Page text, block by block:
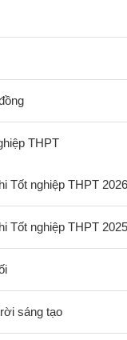
THPT
Tốt nghiệp THPT 2026
Tốt nghiệp THPT 2025
sáng tạo